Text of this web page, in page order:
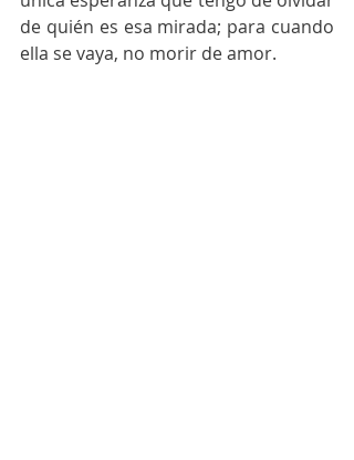
de quién es esa mirada; para cuando
ella se vaya, no morir de amor.